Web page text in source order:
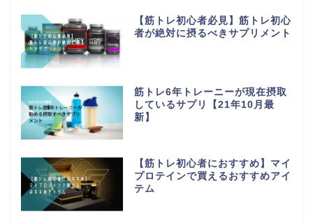
【筋トレ初心者必見】筋トレ初心
者が絶対に摂るべきサプリメント
筋トレ6年トレーニーが現在摂取
しているサプリ【21年10月最
新】
【筋トレ初心者におすすめ】マイ
プロテインで買えるおすすめアイ
テム